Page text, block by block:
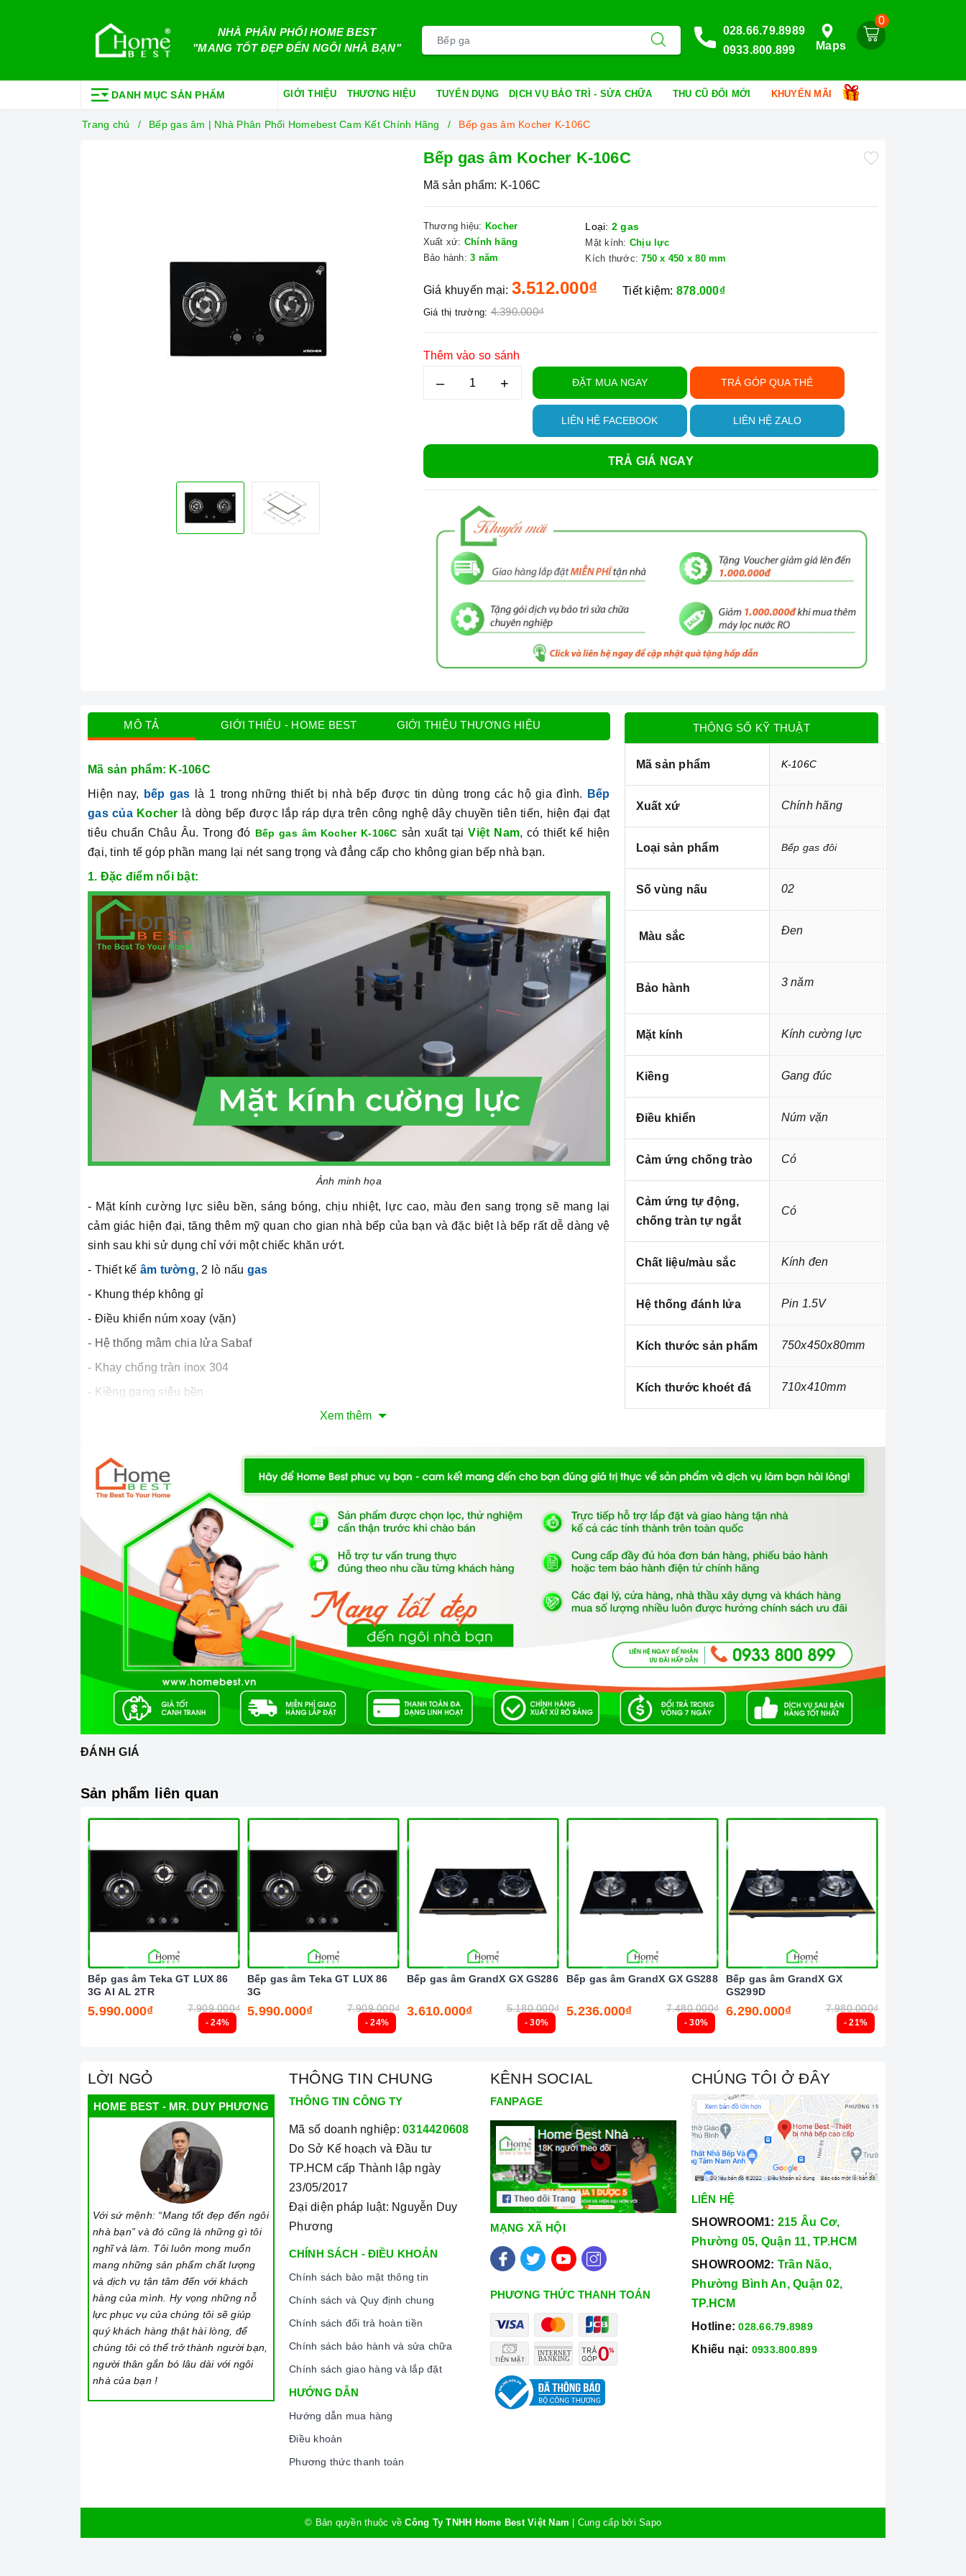
NHÀ PHÂN PHỐI HOME BEST
"MANG TỐT ĐẸP ĐẾN NGÔI NHÀ BẠN"
0
Maps
028.66.79.8989
0933.800.899
DANH MỤC SẢN PHẨM GIỚI THIỆU THƯƠNG HIỆU TUYỂN DỤNG DỊCH VỤ BẢO TRÌ - SỬA CHỮA THU CŨ ĐỔI MỚI KHUYẾN MÃI
Trang chủ Bếp gas âm | Nhà Phân Phối Homebest Cam Kết Chính Hãng Bếp gas âm Kocher K-106C
Bếp gas âm Kocher K-106C
Mã sản phẩm: K-106C
Thương hiệu: Kocher
Xuất xứ: Chính hãng
Bảo hành: 3 năm
Loại: 2 gas
Mặt kính: Chịu lực
Kích thước: 750 x 450 x 80 mm
Giá khuyến mại: 3.512.000₫
Giá thị trường: 4.390.000₫
Tiết kiệm: 878.000₫
Thêm vào so sánh
– + ĐẶT MUA NGAY TRẢ GÓP QUA THẺ
LIÊN HỆ FACEBOOK LIÊN HỆ ZALO
TRẢ GIÁ NGAY
MÔ TẢ GIỚI THIỆU - HOME BEST GIỚI THIỆU THƯƠNG HIỆU
Mã sản phẩm: K-106C
Hiện nay,
bếp gas là 1 trong những thiết bị nhà bếp được tin dùng trong các hộ gia đình.
Bếp
gas củaKocher là dòng bếp được lắp ráp dựa trên công nghệ dây chuyền tiên tiến, hiện đại đạt
tiêu chuẩn Châu Âu. Trong đó Bếp gas âm Kocher K-106C sản xuất tạiViệt Nam, có thiết kế hiện
đại, tinh tế góp phần mang lại nét sang trọng và đẳng cấp cho không gian bếp nhà bạn.
1. Đặc điểm nổi bật:
Ảnh minh họa
- Mặt kính cường lực siêu bền, sáng bóng, chịu nhiệt, lực cao, màu đen sang trọng sẽ mang lại
cảm giác hiện đại, tăng thêm mỹ quan cho gian nhà bếp của bạn và đặc biệt là bếp rất dễ dàng vệ
sinh sau khi sử dụng chỉ với một chiếc khăn ướt.
- Thiết kế âm tường, 2 lò nấu gas
- Khung thép không gỉ
- Điều khiển núm xoay (vặn)
- Hệ thống mâm chia lửa Sabaf
- Khay chống tràn inox 304
- Kiềng gang siêu bền
- Tính năng tiết kiệm
- Hệ thống cảm ứng ngắt
tự động FFD
- Chống gió nhiệt lượng cao
Homebest Care
Xem thêm
THÔNG SỐ KỸ THUẬT
Mã sản phẩm K-106C
Xuất xứ Chính hãng
Loại sản phẩm Bếp gas đôi
Số vùng nấu 02
Màu sắc Đen
Bảo hành 3 năm
Mặt kính Kính cường lực
Kiềng Gang đúc
Điều khiển Núm vặn
Cảm ứng chống trào Có
Cảm ứng tự động,
chống tràn tự ngắt
Có
Chất liệu/màu sắc Kính đen
Hệ thống đánh lửa Pin 1.5V
Kích thước sản phẩm 750x450x80mm
Kích thước khoét đá 710x410mm
ĐÁNH GIÁ
Sản phẩm liên quan
- 24%
Bếp gas âm Teka GT LUX 86
3G AI AL 2TR
5.990.000₫ 7.909.000₫
- 24%
Bếp gas âm Teka GT LUX 86
3G
5.990.000₫ 7.909.000₫
- 30%
Bếp gas âm GrandX GX GS286
3.610.000₫ 5.180.000₫
- 30%
Bếp gas âm GrandX GX GS288
5.236.000₫ 7.480.000₫
- 21%
Bếp gas âm GrandX GX
GS299D
6.290.000₫ 7.980.000₫
LỜI NGỎ
HOME BEST - MR. DUY PHƯƠNG
Với sứ mệnh: “Mang tốt đẹp đến ngôi
nhà bạn” và đó cũng là những gì tôi
nghĩ và làm. Tôi luôn mong muốn
mang những sản phẩm chất lượng
và dịch vụ tận tâm đến với khách
hàng của mình. Hy vọng những nỗ
lực phục vụ của chúng tôi sẽ giúp
quý khách hàng thật hài lòng, để
chúng tôi có thể trở thành người bạn,
người thân gắn bó lâu dài với ngôi
nhà của bạn !
THÔNG TIN CHUNG
THÔNG TIN CÔNG TY
Mã số doanh nghiệp: 0314420608
Do Sở Kế hoạch và Đầu tư
TP.HCM cấp Thành lập ngày
23/05/2017
Đại diện pháp luật: Nguyễn Duy
Phương
CHÍNH SÁCH - ĐIỀU KHOẢN
Chính sách bảo mật thông tin
Chính sách và Quy định chung
Chính sách đổi trả hoàn tiền
Chính sách bảo hành và sửa chữa
Chính sách giao hàng và lắp đặt
HƯỚNG DẪN
Hướng dẫn mua hàng
Điều khoản
Phương thức thanh toán
KÊNH SOCIAL
FANPAGE
MẠNG XÃ HỘI
PHƯƠNG THỨC THANH TOÁN
CHÚNG TÔI Ở ĐÂY
LIÊN HỆ
SHOWROOM1: 215 Âu Cơ,
Phường 05, Quận 11, TP.HCM
SHOWROOM2: Trần Não,
Phường Bình An, Quận 02,
TP.HCM
Hotline: 028.66.79.8989
Khiếu nại: 0933.800.899
© Bản quyền thuộc vềCông Ty TNHH Home Best Việt Nam Cung cấp bởi Sapo